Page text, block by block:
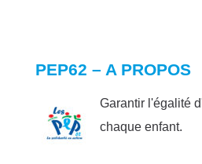
PEP62 – A PROPOS
Garantir l'égalité
chaque enfant.